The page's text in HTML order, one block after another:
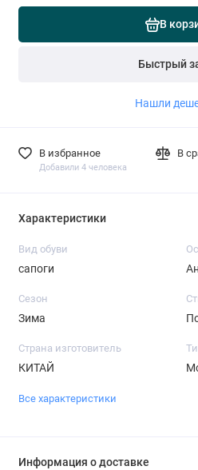
В
Быстрый
Нашли
В избранное
Добавили 4 человека
В
Характеристики
Вид обуви
сапоги
Сезон
Зима
Страна изготовитель
КИТАЙ
Все характеристики
Информация о доставке